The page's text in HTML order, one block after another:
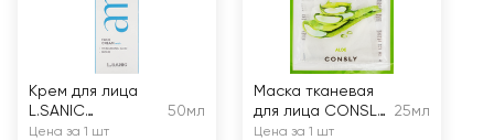
Крем для лица
L.SANIC
увлажняющий с
50мл
Цена за 1 шт
Маска тканевая
для лица CONSLY
Увлажняющая с
25мл
Цена за 1 шт